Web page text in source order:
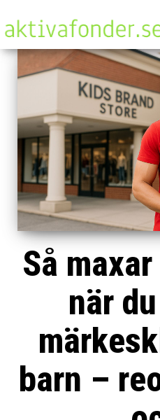
Så
när
barn –